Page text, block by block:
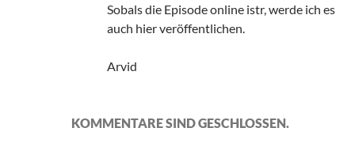
Sobals die Episode online istr, werde ich es
auch hier veröffentlichen.
Arvid
KOMMENTARE SIND GESCHLOSSEN.